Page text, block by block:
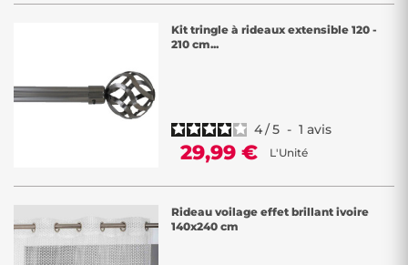
Kit tringle à rideaux extensible 120 -
210 cm...
4/5 - 1 avis
29,99 € L'Unité
Rideau voilage effet brillant ivoire
140x240 cm